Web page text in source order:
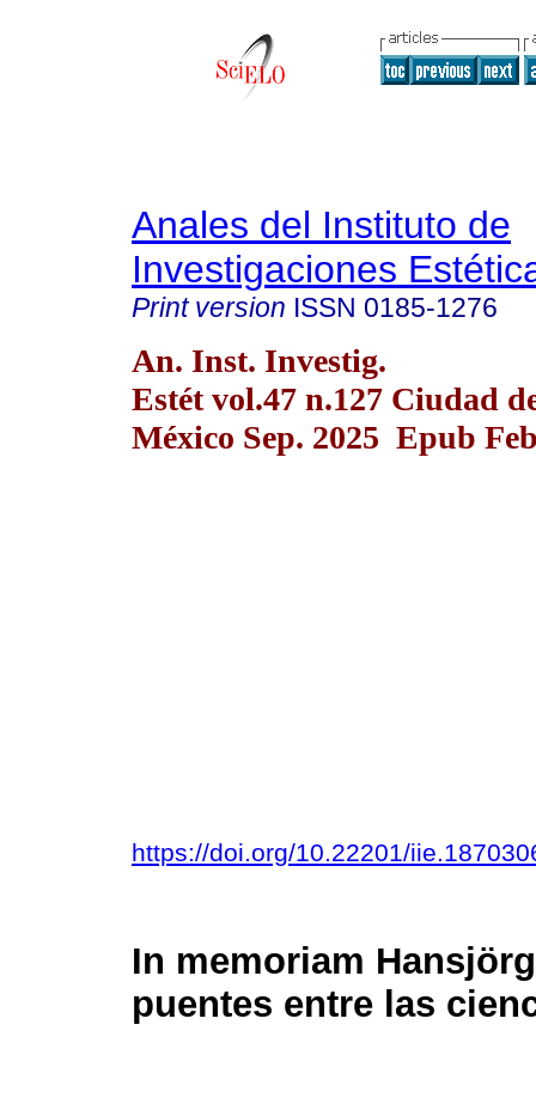
Anales del Instituto de
Investigaciones
Print version ISSN 0185-1276
An. Inst. Investig.
Estét vol.47 n.127 Ciudad
México Sep. 2025 Epub
https://doi.org/10.22201/
In memoriam
puentes entre las